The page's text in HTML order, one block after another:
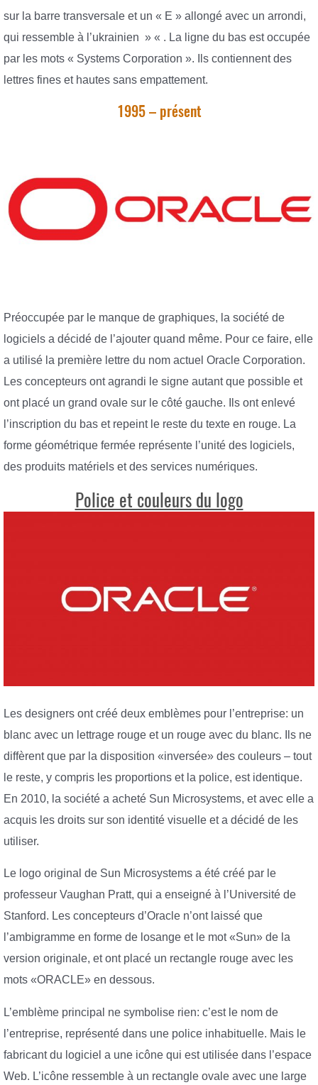
sur la barre transversale et un « E » allongé avec un arrondi,
qui ressemble à l’ukrainien » « . La ligne du bas est occupée
par les mots « Systems Corporation ». Ils contiennent des
lettres fines et hautes sans empattement.
1995 – présent
Préoccupée par le manque de graphiques, la société de
logiciels a décidé de l’ajouter quand même. Pour ce faire, elle
a utilisé la première lettre du nom actuel Oracle Corporation.
Les concepteurs ont agrandi le signe autant que possible et
ont placé un grand ovale sur le côté gauche. Ils ont enlevé
l’inscription du bas et repeint le reste du texte en rouge. La
forme géométrique fermée représente l’unité des logiciels,
des produits matériels et des services numériques.
Police et couleurs du logo
Les designers ont créé deux emblèmes pour l’entreprise: un
blanc avec un lettrage rouge et un rouge avec du blanc. Ils ne
diffèrent que par la disposition «inversée» des couleurs – tout
le reste, y compris les proportions et la police, est identique.
En 2010, la société a acheté Sun Microsystems, et avec elle a
acquis les droits sur son identité visuelle et a décidé de les
utiliser.
Le logo original de Sun Microsystems a été créé par le
professeur Vaughan Pratt, qui a enseigné à l’Université de
Stanford. Les concepteurs d’Oracle n’ont laissé que
l’ambigramme en forme de losange et le mot «Sun» de la
version originale, et ont placé un rectangle rouge avec les
mots «ORACLE» en dessous.
L’emblème principal ne symbolise rien: c’est le nom de
l’entreprise, représenté dans une police inhabituelle. Mais le
fabricant du logiciel a une icône qui est utilisée dans l’espace
Web. L’icône ressemble à un rectangle ovale avec une large